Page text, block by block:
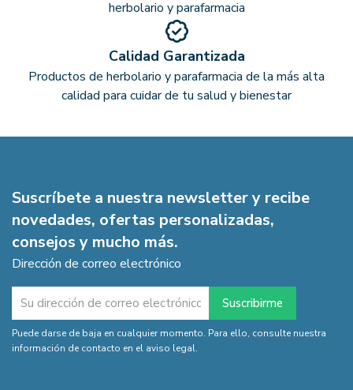
herbolario y parafarmacia
Calidad Garantizada
Productos de herbolario y parafarmacia de la más alta
calidad para cuidar de tu salud y bienestar
Suscríbete a nuestra newsletter y recibe
novedades, ofertas personalizadas,
consejos y mucho más.
Dirección de correo electrónico
Puede darse de baja en cualquier momento. Para ello, consulte nuestra
información de contacto en el aviso legal.